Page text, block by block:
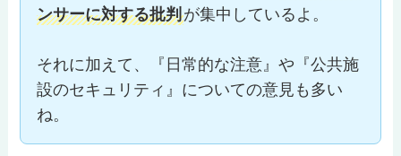
ンサーに対する批判が集中しているよ。
それに加えて、『日常的な注意』や『公共施
設のセキュリティ』についての意見も多い
ね。